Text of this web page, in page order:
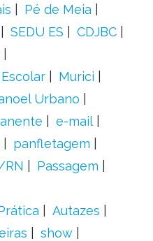
Pé de Meia
SEDU ES
CDJBC
Murici
Urbano
e-mail
panfletagem
RN
Passagem
Autazes
show